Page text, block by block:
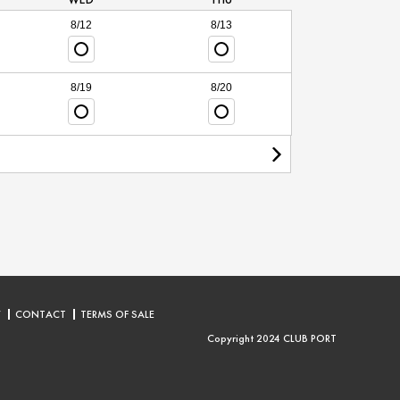
8/12 8/13
8/19 8/20
CONTACT
TERMS OF SALE
Copyright 2024 CLUB PORT